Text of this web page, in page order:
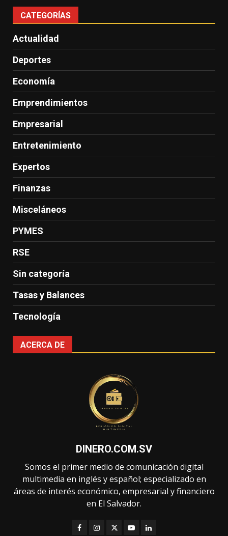
CATEGORÍAS
Actualidad
Deportes
Economía
Emprendimientos
Empresarial
Entretenimiento
Expertos
Finanzas
Misceláneos
PYMES
RSE
Sin categoría
Tasas y Balances
Tecnología
ACERCA DE
DINERO.COM.SV
Somos el primer medio de comunicación digital
multimedia en inglés y español; especializado en
áreas de interés económico, empresarial y financiero
en El Salvador.